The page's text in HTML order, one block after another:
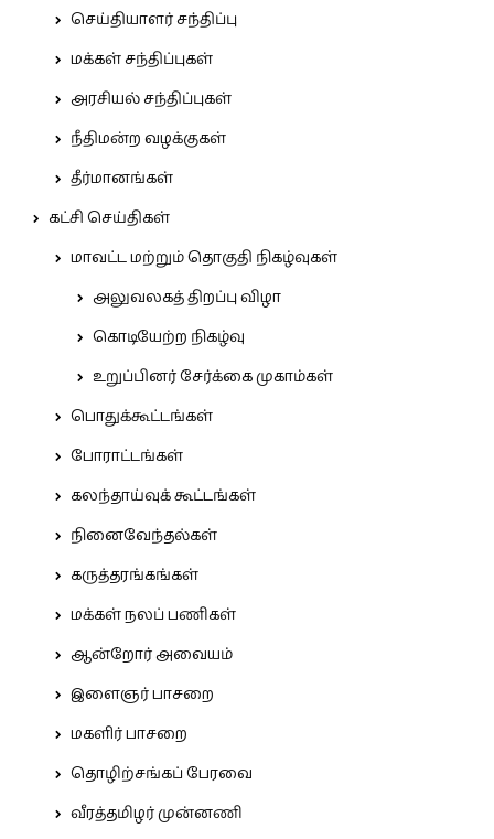
செய்தியாளர் சந்திப்பு
மக்கள் சந்திப்புகள்
அரசியல் சந்திப்புகள்
நீதிமன்ற வழக்குகள்
தீர்மானங்கள்
கட்சி செய்திகள்
மாவட்ட மற்றும் தொகுதி நிகழ்வுகள்
அலுவலகத் திறப்பு விழா
கொடியேற்ற நிகழ்வு
உறுப்பினர் சேர்க்கை முகாம்கள்
பொதுக்கூட்டங்கள்
போராட்டங்கள்
கலந்தாய்வுக் கூட்டங்கள்
நினைவேந்தல்கள்
கருத்தரங்கங்கள்
மக்கள் நலப் பணிகள்
ஆன்றோர் அவையம்
இளைஞர் பாசறை
மகளிர் பாசறை
தொழிற்சங்கப் பேரவை
வீரத்தமிழர் முன்னணி